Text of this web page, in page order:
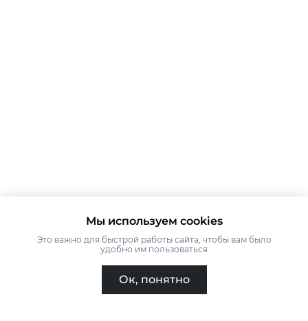
Мы используем cookies
Это важно для быстрой работы сайта, чтобы вам было
удобно им пользоваться
Ок, понятно